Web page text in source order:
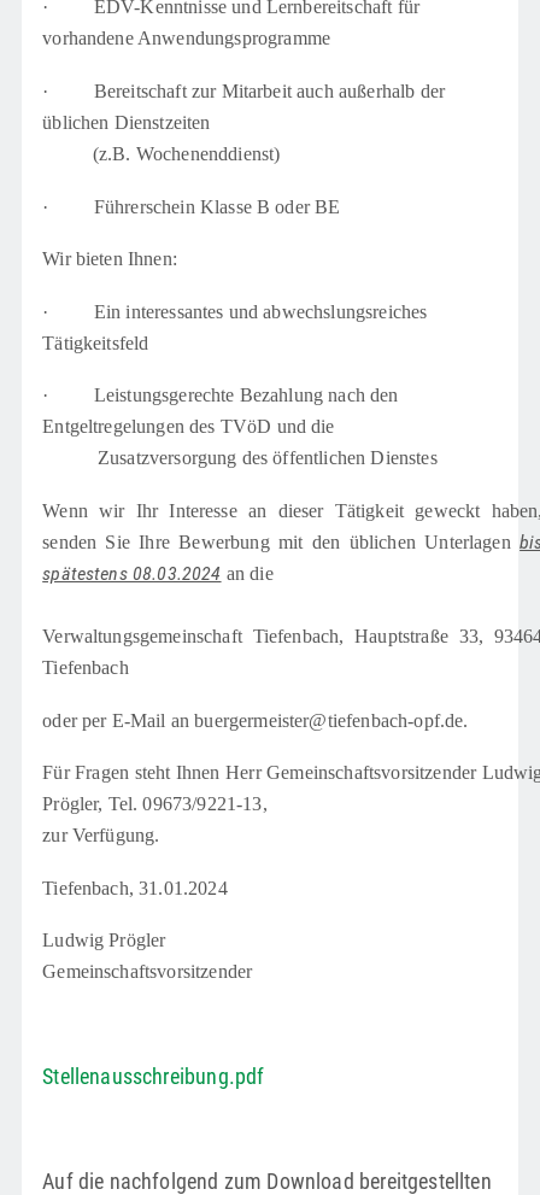
· EDV-Kenntnisse und Lernbereitschaft für
vorhandene Anwendungsprogramme
· Bereitschaft zur Mitarbeit auch außerhalb der
üblichen Dienstzeiten
(z.B. Wochenenddienst)
· Führerschein Klasse B oder BE
Wir bieten Ihnen:
· Ein interessantes und abwechslungsreiches
Tätigkeitsfeld
· Leistungsgerechte Bezahlung nach den
Entgeltregelungen des TVöD und die
Zusatzversorgung des öffentlichen Dienstes
Wenn wir Ihr Interesse an dieser Tätigkeit geweckt
senden Sie Ihre Bewerbung mit den üblichen Unterlagen
spätestens 08.03.2024 an die
Verwaltungsgemeinschaft Tiefenbach, Hauptstraße 33,
Tiefenbach
oder per E-Mail anbuergermeister@tiefenbach-opf.de.
Für Fragen steht Ihnen Herr Gemeinschaftsvorsitzender
Prögler, Tel. 09673/9221-13,
zur Verfügung.
Tiefenbach, 31.01.2024
Ludwig Prögler
Gemeinschaftsvorsitzender
Stellenausschreibung.pdf
Auf die nachfolgend zum Download bereitgestellten